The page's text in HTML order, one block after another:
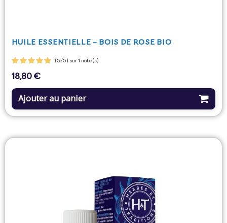
HUILE ESSENTIELLE - BOIS DE ROSE BIO
(5/5) sur 1 note(s)
Prix
18,80 €
Ajouter au panier